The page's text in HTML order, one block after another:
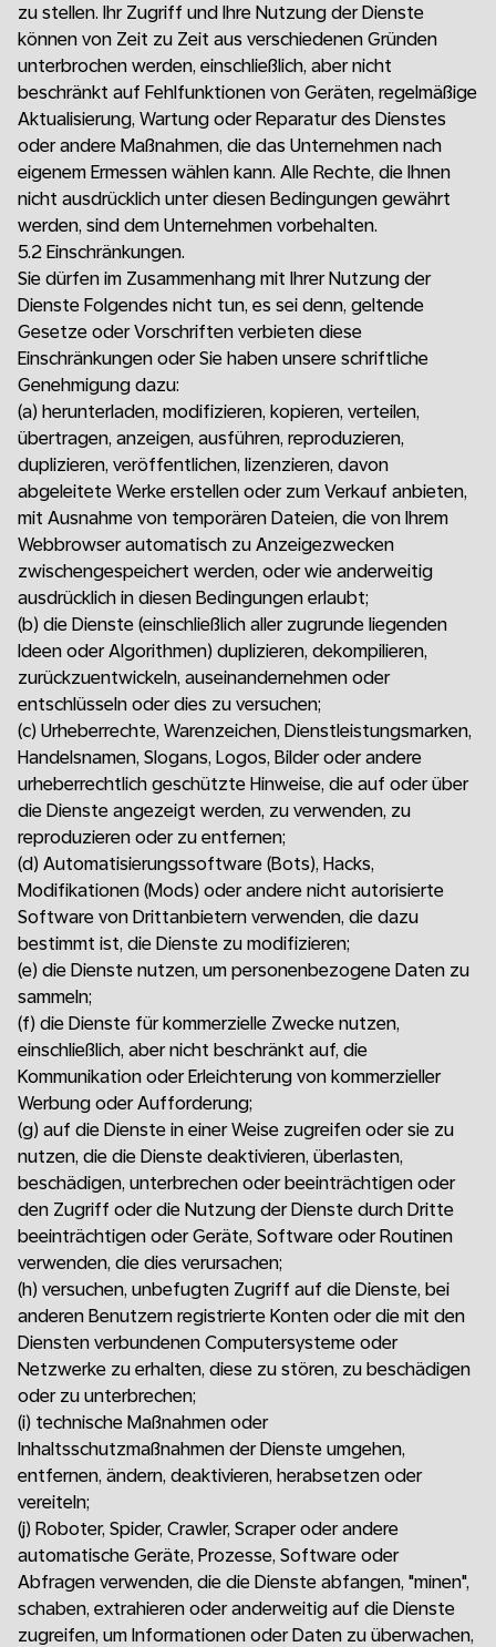
zu stellen. Ihr Zugriff und Ihre Nutzung der Dienste
können von Zeit zu Zeit aus verschiedenen Gründen
unterbrochen werden, einschließlich, aber nicht
beschränkt auf Fehlfunktionen von Geräten, regelmäßige
Aktualisierung, Wartung oder Reparatur des Dienstes
oder andere Maßnahmen, die das Unternehmen nach
eigenem Ermessen wählen kann. Alle Rechte, die Ihnen
nicht ausdrücklich unter diesen Bedingungen gewährt
werden, sind dem Unternehmen vorbehalten.
5.2 Einschränkungen.
Sie dürfen im Zusammenhang mit Ihrer Nutzung der
Dienste Folgendes nicht tun, es sei denn, geltende
Gesetze oder Vorschriften verbieten diese
Einschränkungen oder Sie haben unsere schriftliche
Genehmigung dazu:
(a) herunterladen, modifizieren, kopieren, verteilen,
übertragen, anzeigen, ausführen, reproduzieren,
duplizieren, veröffentlichen, lizenzieren, davon
abgeleitete Werke erstellen oder zum Verkauf anbieten,
mit Ausnahme von temporären Dateien, die von Ihrem
Webbrowser automatisch zu Anzeigezwecken
zwischengespeichert werden, oder wie anderweitig
ausdrücklich in diesen Bedingungen erlaubt;
(b) die Dienste (einschließlich aller zugrunde liegenden
Ideen oder Algorithmen) duplizieren, dekompilieren,
zurückzuentwickeln, auseinandernehmen oder
entschlüsseln oder dies zu versuchen;
(c) Urheberrechte, Warenzeichen, Dienstleistungsmarken,
Handelsnamen, Slogans, Logos, Bilder oder andere
urheberrechtlich geschützte Hinweise, die auf oder über
die Dienste angezeigt werden, zu verwenden, zu
reproduzieren oder zu entfernen;
(d) Automatisierungssoftware (Bots), Hacks,
Modifikationen (Mods) oder andere nicht autorisierte
Software von Drittanbietern verwenden, die dazu
bestimmt ist, die Dienste zu modifizieren;
(e) die Dienste nutzen, um personenbezogene Daten zu
sammeln;
(f) die Dienste für kommerzielle Zwecke nutzen,
einschließlich, aber nicht beschränkt auf, die
Kommunikation oder Erleichterung von kommerzieller
Werbung oder Aufforderung;
(g) auf die Dienste in einer Weise zugreifen oder sie zu
nutzen, die die Dienste deaktivieren, überlasten,
beschädigen, unterbrechen oder beeinträchtigen oder
den Zugriff oder die Nutzung der Dienste durch Dritte
beeinträchtigen oder Geräte, Software oder Routinen
verwenden, die dies verursachen;
(h) versuchen, unbefugten Zugriff auf die Dienste, bei
anderen Benutzern registrierte Konten oder die mit den
Diensten verbundenen Computersysteme oder
Netzwerke zu erhalten, diese zu stören, zu beschädigen
oder zu unterbrechen;
(i) technische Maßnahmen oder
Inhaltsschutzmaßnahmen der Dienste umgehen,
entfernen, ändern, deaktivieren, herabsetzen oder
vereiteln;
(j) Roboter, Spider, Crawler, Scraper oder andere
automatische Geräte, Prozesse, Software oder
Abfragen verwenden, die die Dienste abfangen, "minen",
schaben, extrahieren oder anderweitig auf die Dienste
zugreifen, um Informationen oder Daten zu überwachen,